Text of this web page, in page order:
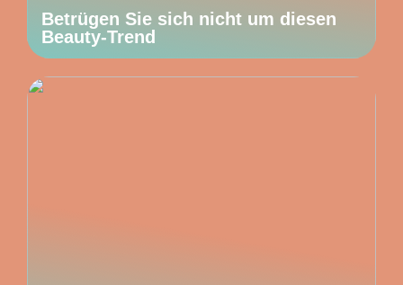
Betrügen Sie sich nicht um diesen
Beauty-Trend